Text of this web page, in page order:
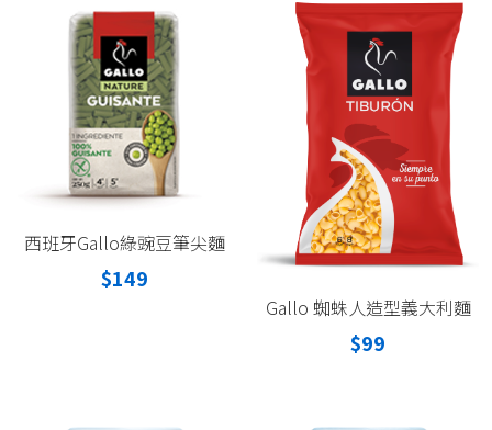
西班牙Gallo綠豌豆筆尖麵
$149
Gallo 蜘蛛人造型義大利麵
$99